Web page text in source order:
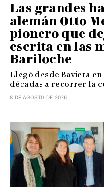
Las grandes
alemán Otto
pionero que
escrita en las
Bariloche
Llegó desde Baviera en
décadas a recorrer la
8 DE AGOSTO DE 2026